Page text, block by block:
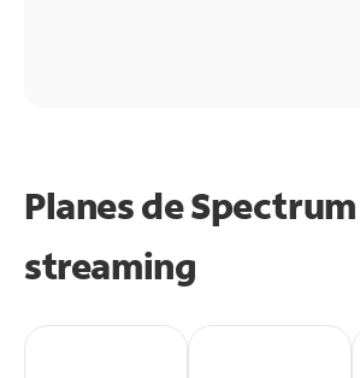
Planes de
streaming